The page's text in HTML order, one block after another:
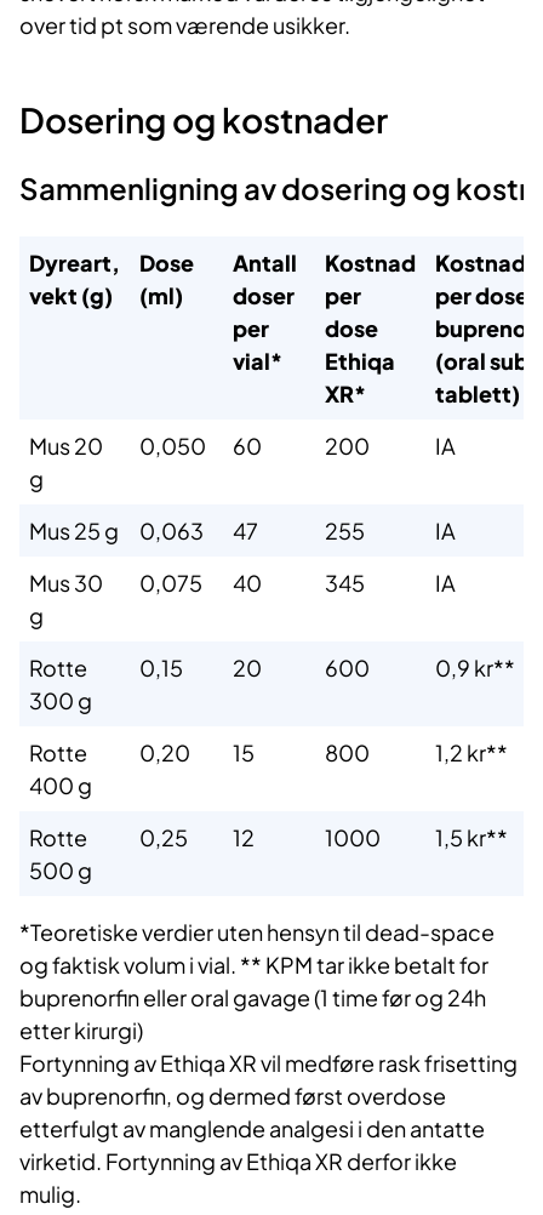
over tid pt som værende usikker.
Dosering og kostnader
Sammenligning av dosering og
Dyreart,
vekt (g)
Dose
(ml)
Antall
doser
per
vial*
Kostnad
per
dose
Ethiqa
XR*
Kostnad
per dose
(oral subl
tablett)
Mus 20
g
0,050 60 200 IA
Mus 25 g 0,063 47 255
IA
Mus 30
g
0,075 40 345 IA
Rotte
300 g
0,15 20 600 0,9 kr**
Rotte
400 g
0,20 15 800 1,2 kr**
Rotte
500 g
0,25 12 1000 1,5 kr**
*Teoretiske verdier uten hensyn til dead-space
og faktisk volum i vial. ** KPM tar ikke betalt for
buprenorfin eller oral gavage (1 time før og 24h
etter kirurgi)
Fortynning avEthiqaXR vil medføre rask frisetting
avbuprenorfin, og dermed først overdose
etterfulgt av manglende analgesi i den antatte
virketid. Fortynning avEthiqaXR derfor ikke
mulig.